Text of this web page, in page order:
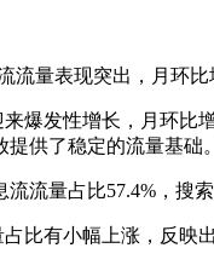
量表现突出，月环比
发性增长，月环比
提供了稳定的流量基础
量占比57.4%，搜索
有小幅上涨，反映